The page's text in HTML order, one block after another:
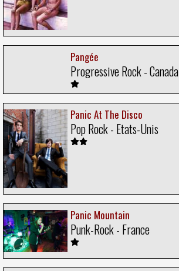
Pangée
Progressive Rock - Canada
Panic At The Disco
Pop Rock - Etats-Unis
Panic Mountain
Punk-Rock - France